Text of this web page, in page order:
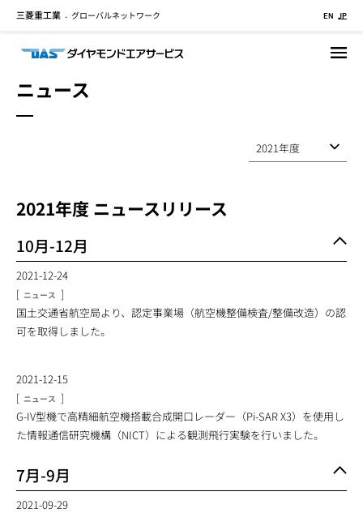
三菱重工業 - グローバルネットワーク EN JP
ニュース
2021年度 ニュースリリース
10月-12月
2021-12-24
[ ニュース ]
国土交通省航空局より、認定事業場（航空機整備検査/整備改造）の認
可を取得しました。
2021-12-15
[ ニュース ]
G-IV型機で高精細航空機搭載合成開口レーダー（Pi-SAR X3）を使用し
た情報通信研究機構（NICT）による観測飛行実験を行いました。
7月-9月
2021-09-29